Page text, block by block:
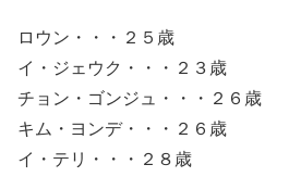
ロウン・・・２５歳
イ・ジェウク・・・２３歳
チョン・ゴンジュ・・・２６歳
キム・ヨンデ・・・２６歳
イ・テリ・・・２８歳